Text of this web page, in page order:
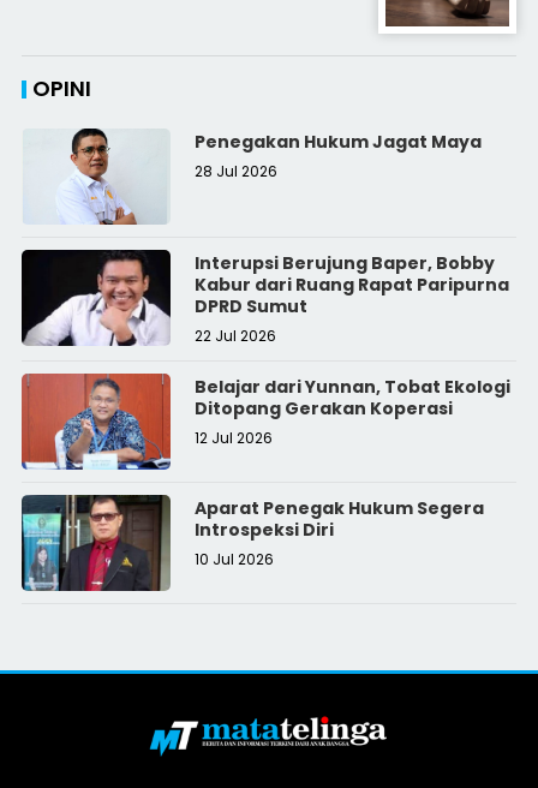
OPINI
Penegakan Hukum Jagat Maya
28 Jul 2026
Interupsi Berujung Baper, Bobby
Kabur dari Ruang Rapat Paripurna
DPRD Sumut
22 Jul 2026
Belajar dari Yunnan, Tobat Ekologi
Ditopang Gerakan Koperasi
12 Jul 2026
Aparat Penegak Hukum Segera
Introspeksi Diri
10 Jul 2026